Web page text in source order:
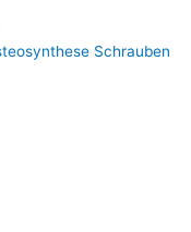
Schrauben